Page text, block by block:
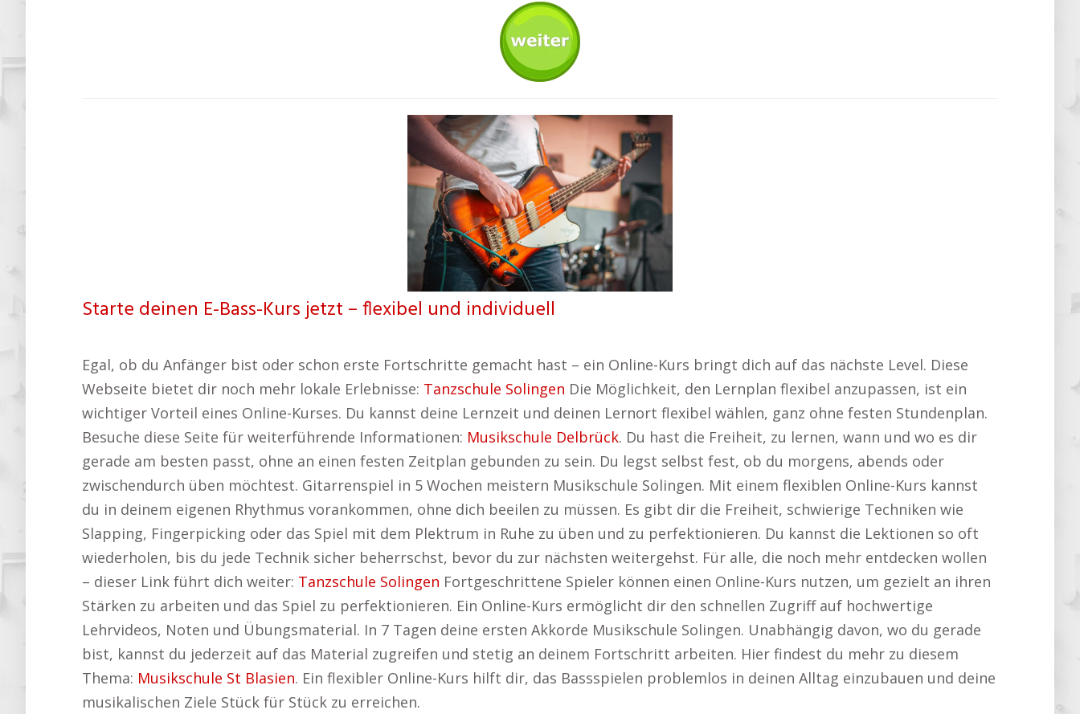
Starte deinen E-Bass-Kurs jetzt – flexibel und individuell
Egal, ob du Anfänger bist oder schon erste Fortschritte gemacht hast – ein Online-Kurs bringt dich auf das nächste Level. Diese
Webseite bietet dir noch mehr lokale Erlebnisse: Tanzschule Solingen Die Möglichkeit, den Lernplan flexibel anzupassen, ist ein
wichtiger Vorteil eines Online-Kurses. Du kannst deine Lernzeit und deinen Lernort flexibel wählen, ganz ohne festen Stundenplan.
Besuche diese Seite für weiterführende Informationen: Musikschule Delbrück. Du hast die Freiheit, zu lernen, wann und wo es dir
gerade am besten passt, ohne an einen festen Zeitplan gebunden zu sein. Du legst selbst fest, ob du morgens, abends oder
zwischendurch üben möchtest. Gitarrenspiel in 5 Wochen meistern Musikschule Solingen. Mit einem flexiblen Online-Kurs kannst
du in deinem eigenen Rhythmus vorankommen, ohne dich beeilen zu müssen. Es gibt dir die Freiheit, schwierige Techniken wie
Slapping, Fingerpicking oder das Spiel mit dem Plektrum in Ruhe zu üben und zu perfektionieren. Du kannst die Lektionen so oft
wiederholen, bis du jede Technik sicher beherrschst, bevor du zur nächsten weitergehst. Für alle, die noch mehr entdecken wollen
– dieser Link führt dich weiter: Tanzschule Solingen Fortgeschrittene Spieler können einen Online-Kurs nutzen, um gezielt an ihren
Stärken zu arbeiten und das Spiel zu perfektionieren. Ein Online-Kurs ermöglicht dir den schnellen Zugriff auf hochwertige
Lehrvideos, Noten und Übungsmaterial. In 7 Tagen deine ersten Akkorde Musikschule Solingen. Unabhängig davon, wo du gerade
bist, kannst du jederzeit auf das Material zugreifen und stetig an deinem Fortschritt arbeiten. Hier findest du mehr zu diesem
Thema: Musikschule St Blasien. Ein flexibler Online-Kurs hilft dir, das Bassspielen problemlos in deinen Alltag einzubauen und deine
musikalischen Ziele Stück für Stück zu erreichen.